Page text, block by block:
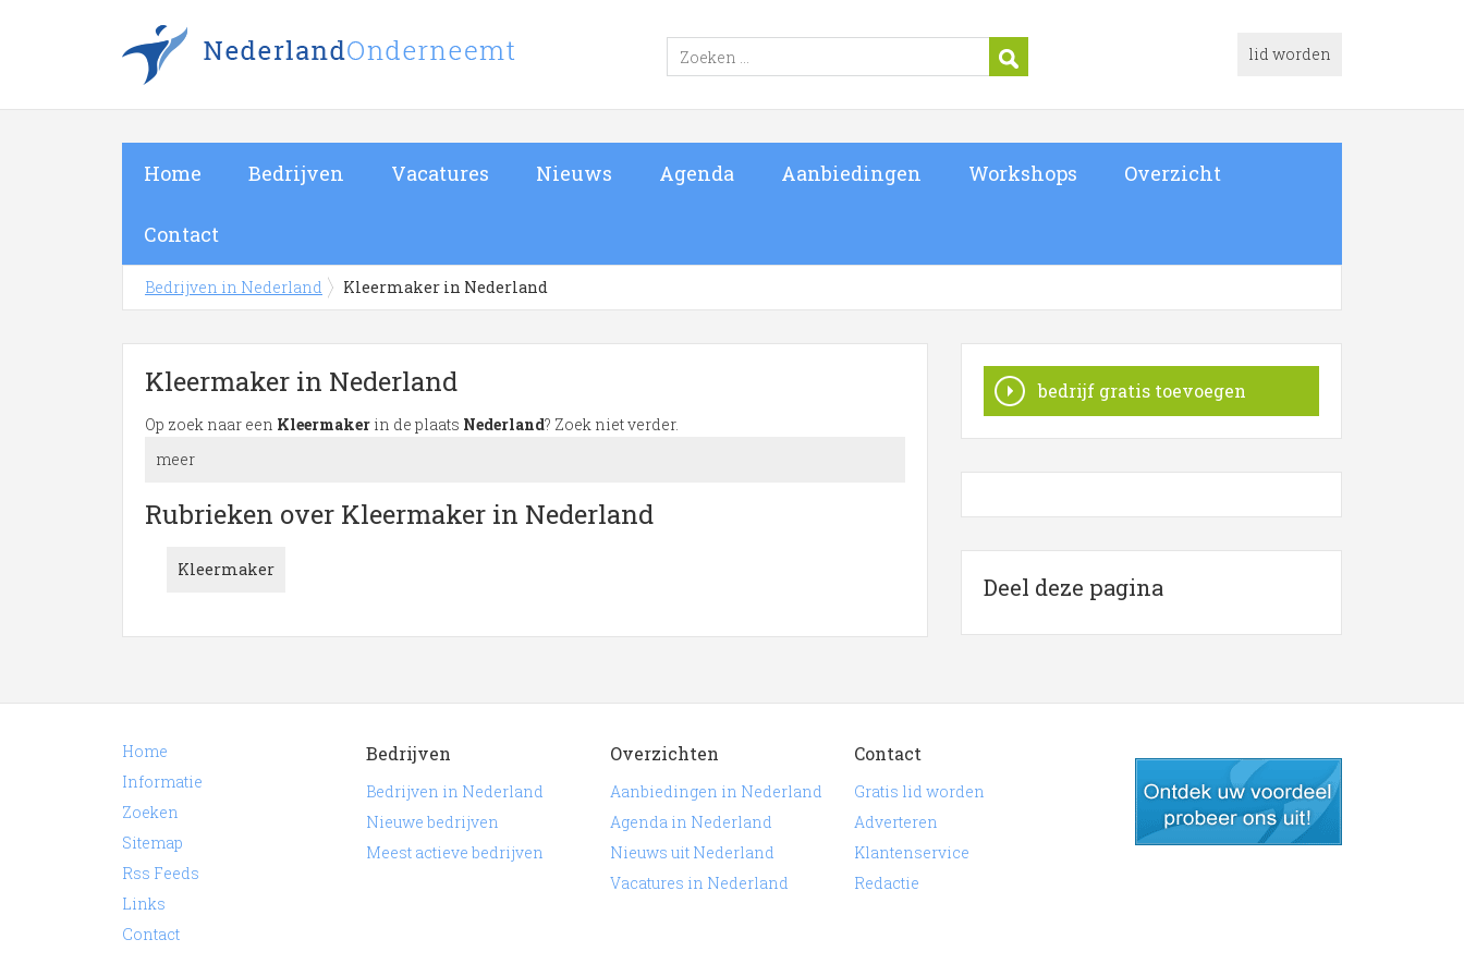
lid worden
Home Bedrijven Vacatures Nieuws Agenda Aanbiedingen Workshops Overzicht
Contact
Bedrijven in Nederland Kleermaker in Nederland
Kleermaker in Nederland
Op zoek naar een Kleermaker in de plaats Nederland? Zoek niet verder.
meer
Meer over Kleermaker in Nederland
Niet het juiste bedrijf waar u naar zocht? Hieronder is een overzicht weergegeven met alle Kleermaker
in de regio Nederland.
Rubrieken over Kleermaker in Nederland
Kleermaker
bedrijf gratis toevoegen
Deel deze pagina
Home
Informatie
Zoeken
Sitemap
Rss Feeds
Links
Contact
Bedrijven
Bedrijven in Nederland
Nieuwe bedrijven
Meest actieve bedrijven
Overzichten
Aanbiedingen in Nederland
Agenda in Nederland
Nieuws uit Nederland
Vacatures in Nederland
Contact
Gratis lid worden
Adverteren
Klantenservice
Redactie